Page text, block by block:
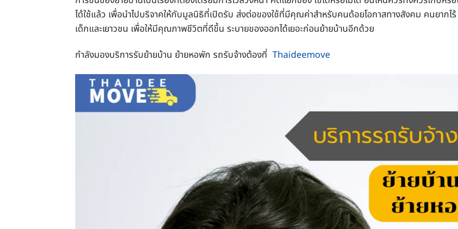
ได้ใช้แล้ว เพื่อนำไปบริจาคให้กับมูลนิธิที่เปิดรับ ส่งต่อของใช้ที่มีคุณค่าสำหรับคนด้อยโอกาสทางสังคม คนยากไร้
เด็กและเยาวชน เพื่อให้มีคุณภาพชีวิตที่ดีขึ้น ระบายของออกได้เยอะก่อนย้ายบ้านอีกด้วย
กำลังมองบริการรับย้ายบ้าน ย้ายหอพัก รถรับจ้างต้องที่ Thaideemove